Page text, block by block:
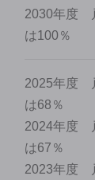
2030年度
は100％
2025年度
は68％
2024年度
は67％
2023年度